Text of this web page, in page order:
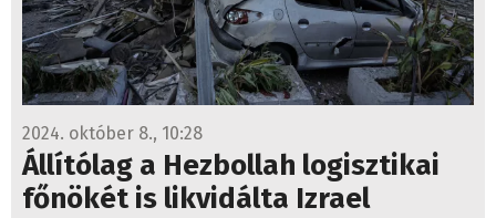
2024. október 8., 10:28
Állítólag a Hezbollah logisztikai
főnökét is likvidálta Izrael